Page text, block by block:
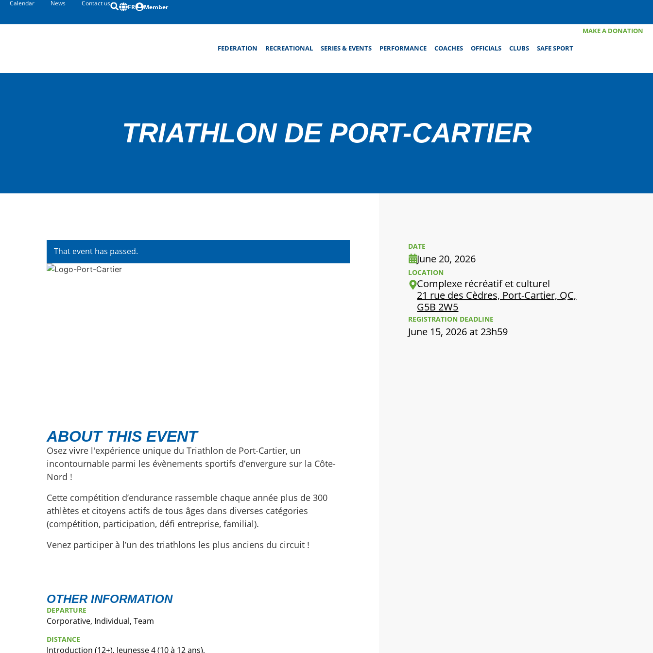
Calendar News Contact us FR Member
FEDERATION RECREATIONAL SERIES & EVENTS PERFORMANCE COACHES OFFICIALS CLUBS SAFE SPORT
MAKE A DONATION
TRIATHLON DE PORT-CARTIER
That event has passed.
ABOUT THIS EVENT
Osez vivre l'expérience unique du Triathlon de Port-Cartier, un
incontournable parmi les évènements sportifs d’envergure sur la Côte-
Nord !
Cette compétition d’endurance rassemble chaque année plus de 300
athlètes et citoyens actifs de tous âges dans diverses catégories
(compétition, participation, défi entreprise, familial).
Venez participer à l’un des triathlons les plus anciens du circuit !
OTHER INFORMATION
DEPARTURE
Corporative, Individual, Team
DISTANCE
Introduction (12+), Jeunesse 4 (10 à 12 ans),
DATE
June 20, 2026
LOCATION
Complexe récréatif et culturel
21 rue des Cèdres, Port-Cartier, QC,
G5B 2W5
REGISTRATION DEADLINE
June 15, 2026 at 23h59